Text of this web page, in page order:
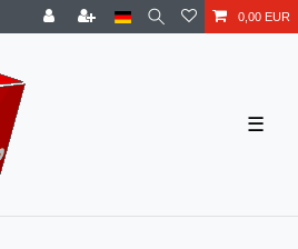
0,00 EUR
☰